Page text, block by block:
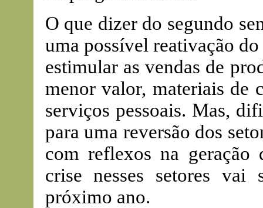
O que dizer do segundo
uma possível reativação
estimular as vendas de
menor valor, materiais de
serviços pessoais. Mas,
para uma reversão dos
com reflexos na geração
crise nesses setores
próximo ano.